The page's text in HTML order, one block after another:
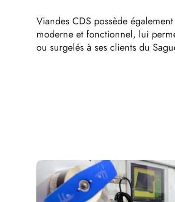
Viandes CDS possède
moderne et fonctionnel, lui
ou surgelés à ses clients du